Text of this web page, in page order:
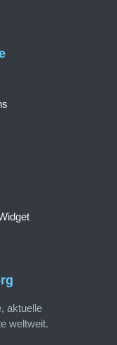
aktuelle
weltweit.